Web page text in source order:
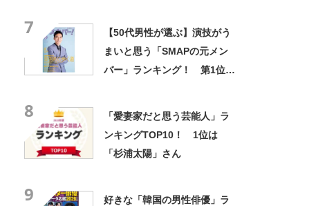
7
【50代男性が選ぶ】演技がう
まいと思う「SMAPの元メン
バー」ランキング！ 第1位は
8
「愛妻家だと思う芸能人」ラ
ンキングTOP10！ 1位は
「杉浦太陽」さん
9
好きな「韓国の男性俳優」ラ